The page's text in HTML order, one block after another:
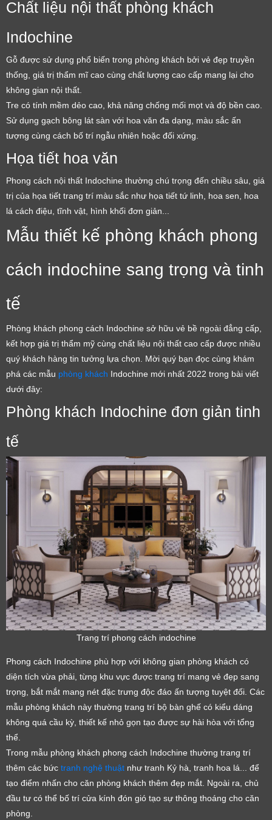
Chất liệu nội thất phòng khách
Indochine
Gỗ được sử dụng phổ biến trong phòng khách bởi vẻ đẹp truyền
thống, giá trị thẩm mĩ cao cùng chất lượng cao cấp mang lại cho
không gian nội thất.
Tre có tính mềm dẻo cao, khả năng chống mối mọt và độ bền cao.
Sử dụng gạch bông lát sàn với hoa văn đa dạng, màu sắc ấn
tượng cùng cách bố trí ngẫu nhiên hoặc đối xứng.
Họa tiết hoa văn
Phong cách nội thất Indochine thường chú trọng đến chiều sâu, giá
trị của họa tiết trang trí màu sắc như họa tiết tứ linh, hoa sen, hoa
lá cách điệu, tĩnh vật, hình khối đơn giản...
Mẫu thiết kế phòng khách phong
cách indochine sang trọng và tinh
tế
Phòng khách phong cách Indochine sở hữu vẻ bề ngoài đẳng cấp,
kết hợp giá trị thẩm mỹ cùng chất liệu nội thất cao cấp được nhiều
quý khách hàng tin tưởng lựa chọn. Mời quý bạn đọc cùng khám
phá các mẫu phòng khách Indochine mới nhất 2022 trong bài viết
dưới đây:
Phòng khách Indochine đơn giản tinh
tế
Trang trí phong cách indochine
Phong cách Indochine phù hợp với không gian phòng khách có
diện tích vừa phải, từng khu vực được trang trí mang vẻ đẹp sang
trọng, bắt mắt mang nét đặc trưng độc đáo ấn tượng tuyệt đối. Các
mẫu phòng khách này thường trang trí bộ bàn ghế có kiểu dáng
không quá cầu kỳ, thiết kế nhỏ gọn tạo được sự hài hòa với tổng
thể.
Trong mẫu phòng khách phong cách Indochine thường trang trí
thêm các bức tranh nghệ thuật như tranh Kỷ hà, tranh hoa lá... để
tạo điểm nhấn cho căn phòng khách thêm đẹp mắt. Ngoài ra, chủ
đầu tư có thể bố trí cửa kính đón gió tạo sự thông thoáng cho căn
phòng.